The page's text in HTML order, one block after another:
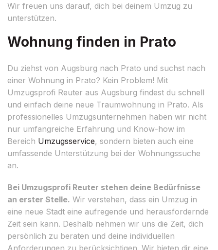
Wir freuen uns darauf, dich bei deinem Umzug zu
unterstützen.
Wohnung finden in Prato
Du ziehst von Augsburg nach Prato und suchst nach
einer Wohnung in Prato? Kein Problem! Mit
Umzugsprofi Reuter aus Augsburg findest du schnell
und einfach deine neue Traumwohnung in Prato. Als
professionelles Umzugsunternehmen haben wir nicht
nur umfangreiche Erfahrung und Know-how im
Bereich Umzugsservice, sondern bieten auch eine
umfassende Unterstützung bei der Wohnungssuche
an.
Bei Umzugsprofi Reuter stehen deine Bedürfnisse
an erster Stelle. Wir verstehen, dass ein Umzug in
eine neue Stadt eine aufregende und herausfordernde
Zeit sein kann. Deshalb nehmen wir uns die Zeit, dich
persönlich zu beraten und deine individuellen
Anforderungen zu berücksichtigen. Wir bieten dir eine